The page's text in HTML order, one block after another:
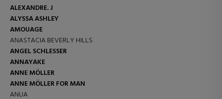
ALEXANDRE. J
ALYSSA ASHLEY
AMOUAGE
ANASTACIA BEVERLY HILLS
ANGEL SCHLESSER
ANNAYAKE
ANNE MÖLLER
ANNE MÖLLER FOR MAN
ANUA